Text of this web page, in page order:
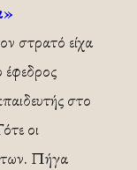
στρατό είχα
έφεδρος
στο
οι
Πήγα